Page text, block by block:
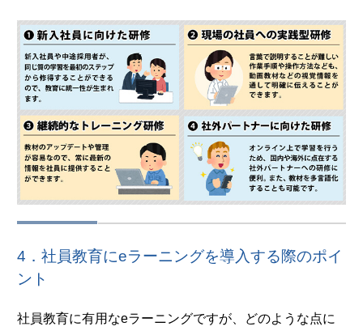
4．社員教育にeラーニングを導入する際のポイ
ント
社員教育に有用なeラーニングですが、どのような点に